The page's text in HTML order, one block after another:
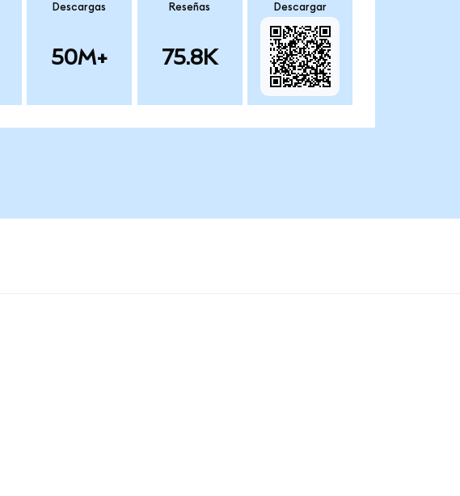
Descargas
50M+
Reseñas
75.8K
Descargar